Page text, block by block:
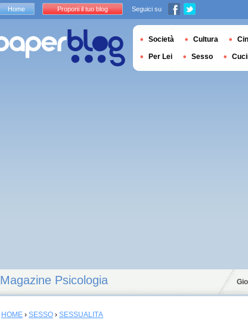
Magazine Psicologia
HOME › SESSO › SESSUALITÀ
Home Proponi il tuo blog Seguici su
Società Cultura
Per Lei Sesso